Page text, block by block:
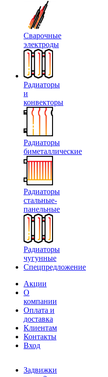
Сварочные
электроды
Радиаторы
и
конвекторы
Радиаторы
биметаллические
Радиаторы
стальные-
панельные
Радиаторы
чугунные
Спецпредложение
Акции
О
компании
Оплата и
доставка
Клиентам
Контакты
Вход
Задвижки